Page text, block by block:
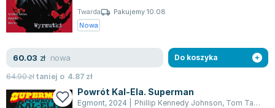
Barbara Wrzesińska
Terry Pratchett
Virginia Woolf
Ajahn Brahm
Lucinda Riley
Jacek Walkiewicz
Twarda
Pakujemy 10.08
Nowa
60.03 zł nowa
64.90złtaniej o 4.87 zł
Do koszyka
Powrót Kal-Ela. Superman
Egmont, 2024 Phillip Kennedy Johnson, Tom Taylor